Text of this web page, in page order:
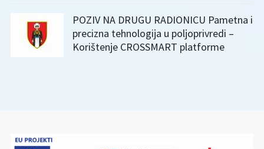
POZIV NA DRUGU RADIONICU Pametna i
precizna tehnologija u poljoprivredi –
Korištenje CROSSMART platforme